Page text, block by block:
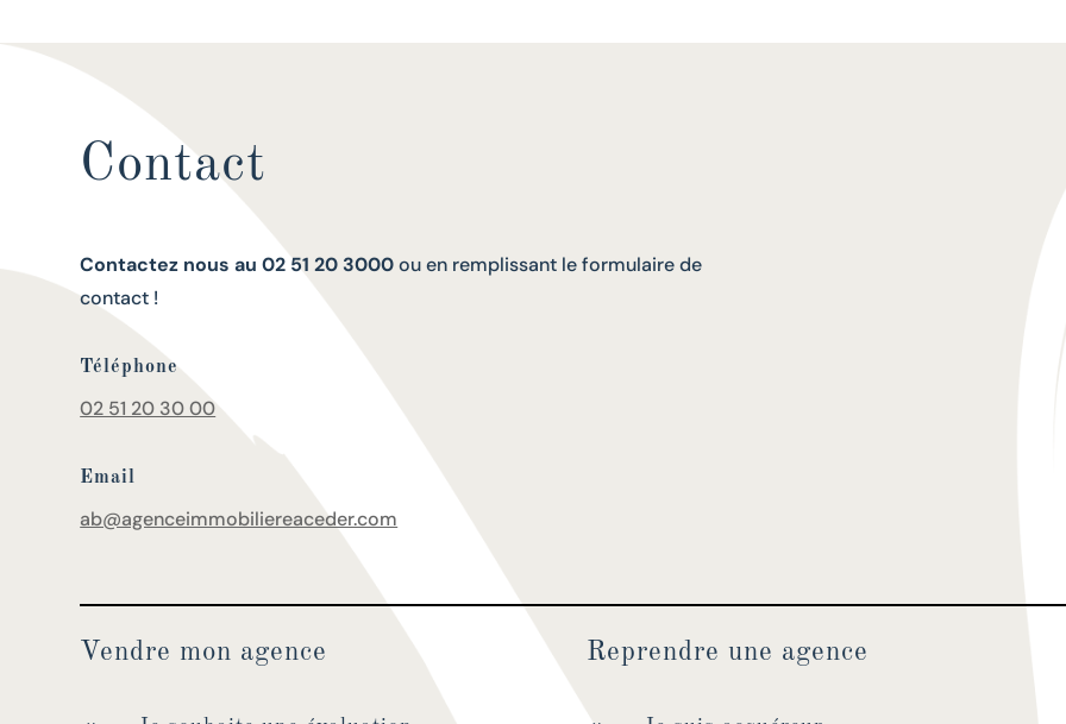
Contact
Contactez nous au 02 51 20 3000ou en remplissant le formulaire de
contact !
Téléphone
02 51 20 30 00
Email
ab@agenceimmobiliereaceder.com
Vendre mon agence Reprendre une agence